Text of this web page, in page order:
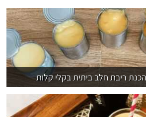
ריבת חלב ביתית בקלי קלות